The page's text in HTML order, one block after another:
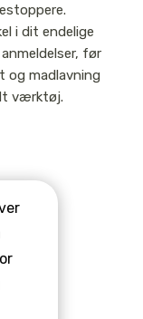
i dit endelige
før
og madlavning
værktøj.